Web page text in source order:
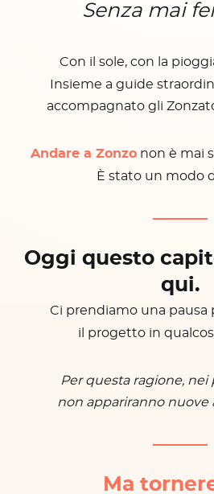
Senza mai
Con il sole, con la
Insieme a guide
accompagnato gli
Andare a Zonzonon è mai
È stato un modo
Oggi questo
qui.
Ci prendiamo una pausa
il progetto in
Per questa ragione, nei
non appariranno nuove
Ma